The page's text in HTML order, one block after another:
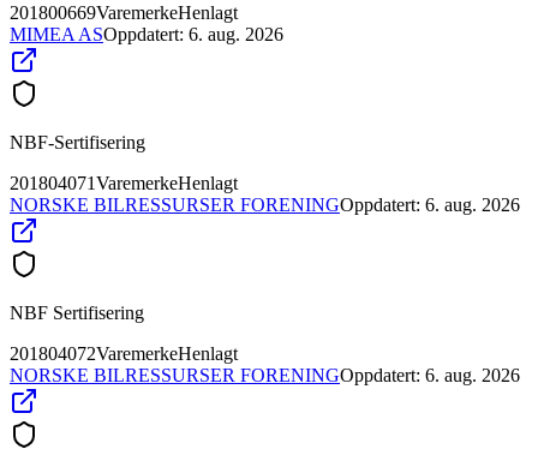
201800669VaremerkeHenlagt
MIMEA ASOppdatert: 6. aug. 2026
NBF-Sertifisering
201804071VaremerkeHenlagt
NORSKE BILRESSURSER FORENINGOppdatert: 6. aug. 2026
NBF Sertifisering
201804072VaremerkeHenlagt
NORSKE BILRESSURSER FORENINGOppdatert: 6. aug. 2026